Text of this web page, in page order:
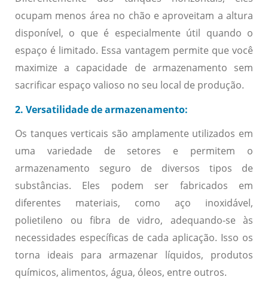
ocupam menos área no chão e aproveitam a altura
disponível, o que é especialmente útil quando o
espaço é limitado. Essa vantagem permite que você
maximize a capacidade de armazenamento sem
sacrificar espaço valioso no seu local de produção.
2. Versatilidade de armazenamento:
Os tanques verticais são amplamente utilizados em
uma variedade de setores e permitem o
armazenamento seguro de diversos tipos de
substâncias. Eles podem ser fabricados em
diferentes materiais, como aço inoxidável,
polietileno ou fibra de vidro, adequando-se às
necessidades específicas de cada aplicação. Isso os
torna ideais para armazenar líquidos, produtos
químicos, alimentos, água, óleos, entre outros.